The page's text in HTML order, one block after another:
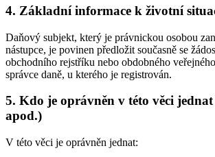
4. Základní informace k životní
Daňový subjekt, který je právnickou osobou
nástupce, je povinen předložit současně se
obchodního rejstříku nebo obdobného
správce daně, u kterého je registrován.
5. Kdo je oprávněn v této věci
apod.)
V této věci je oprávněn jednat: